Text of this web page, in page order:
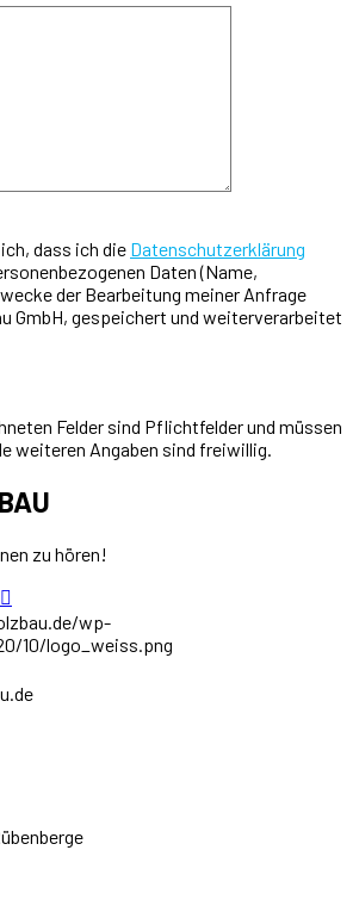
dass ich die Datenschutzerklärung
Daten (Name,
der Bearbeitung meiner Anfrage
GmbH, gespeichert und weiterverarbeitet
Felder sind Pflichtfelder und müssen
weiteren Angaben sind freiwillig.
zu hören!